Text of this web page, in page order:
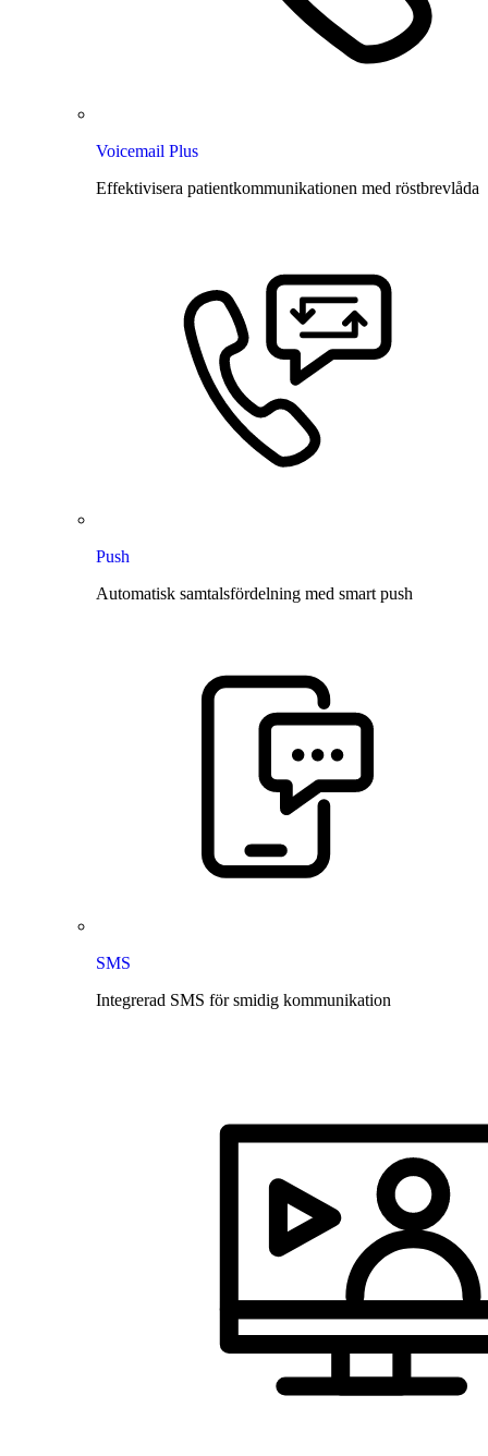
Voicemail Plus
Effektivisera patientkommunikationen med röstbrevlåda
Push
Automatisk samtalsfördelning med smart push
SMS
Integrerad SMS för smidig kommunikation